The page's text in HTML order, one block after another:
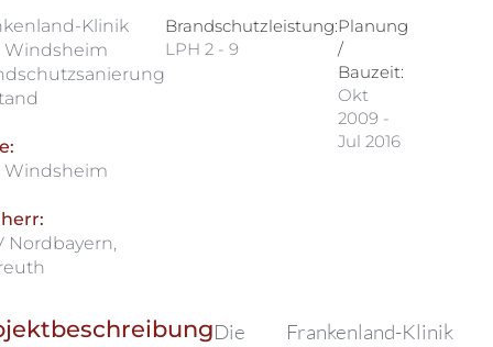
Klinik
Windsheim
Windsheim
Nordbayern,
Brandschutzleistung:
LPH 2 - 9
Planung
/
Bauzeit:
Okt
2009 -
Jul 2016
Die Frankenland-Klinik